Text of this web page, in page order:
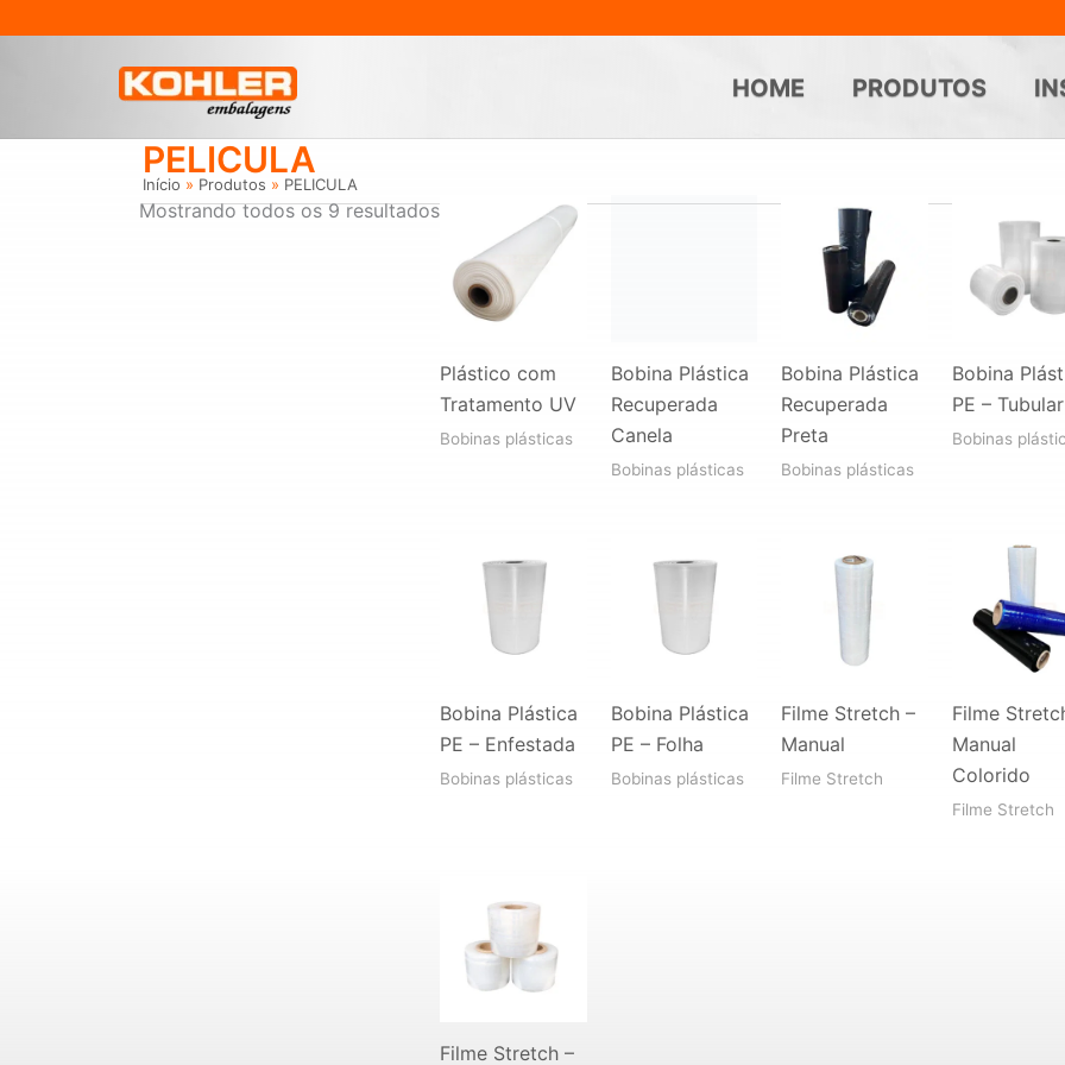
HOME PRODUTOS
PELICULA
Início Produtos PELICULA
Mostrando todos os 9 resultados
Plástico com
Tratamento UV
Bobinas plásticas
Bobina Plástica
Recuperada
Canela
Bobinas plásticas
Bobina Plástica
Recuperada
Preta
Bobinas plásticas
Bobina
PE – Tubular
Bobinas
Bobina Plástica
PE – Enfestada
Bobinas plásticas
Bobina Plástica
PE – Folha
Bobinas plásticas
Filme Stretch –
Manual
Filme Stretch
Filme
Manual
Colorido
Filme Stretch
Filme Stretch –